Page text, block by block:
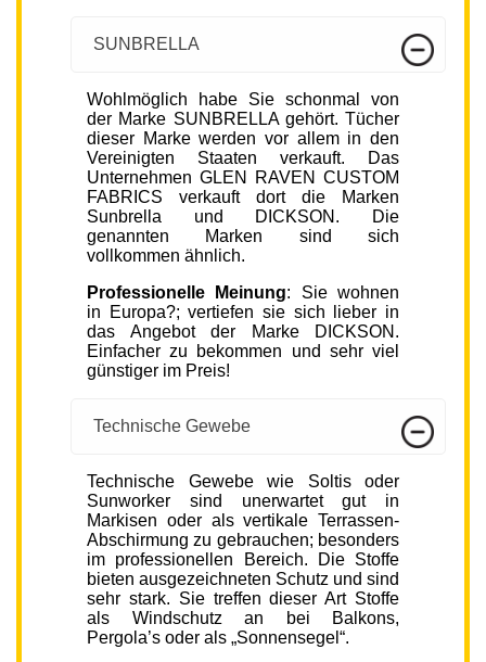
SUNBRELLA
Wohlmöglich habe Sie schonmal von
der Marke SUNBRELLA gehört. Tücher
dieser Marke werden vor allem in den
Vereinigten Staaten verkauft. Das
Unternehmen GLEN RAVEN CUSTOM
FABRICS verkauft dort die Marken
Sunbrella und DICKSON. Die
genannten Marken sind sich
vollkommen ähnlich.
Professionelle Meinung: Sie wohnen
in Europa?; vertiefen sie sich lieber in
das Angebot der Marke DICKSON.
Einfacher zu bekommen und sehr viel
günstiger im Preis!
Technische Gewebe
Technische Gewebe wie Soltis oder
Sunworker sind unerwartet gut in
Markisen oder als vertikale Terrassen-
Abschirmung zu gebrauchen; besonders
im professionellen Bereich. Die Stoffe
bieten ausgezeichneten Schutz und sind
sehr stark. Sie treffen dieser Art Stoffe
als Windschutz an bei Balkons,
Pergola’s oder als „Sonnensegel“.